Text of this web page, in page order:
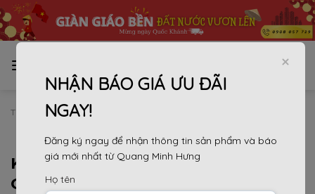
Bỏ
qua
nội
dung
TRANG CHỦ » DỰ ÁN
KDL SINH THÁI QUÝ HẢI – PHÚ
QUỐC
NHẬN BÁO GIÁ ƯU ĐÃI
NGAY!
Đăng ký ngay để nhận thông tin sản phẩm và báo
giá mới nhất từ Quang Minh Hưng
Họ tên